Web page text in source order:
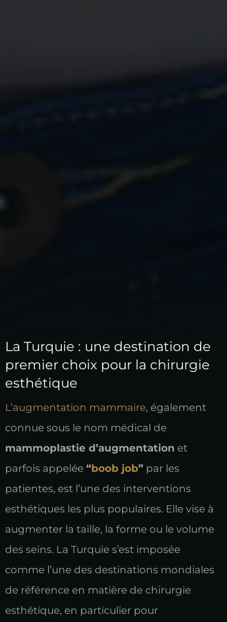
La Turquie : une destination de
premier choix pour la chirurgie
esthétique
L’augmentation mammaire, également
connue sous le nom médical de
mammoplastie d’augmentation et
parfois appelée “boob job” par les
patientes, est l’une des interventions
esthétiques les plus populaires. Elle vise à
augmenter la taille, la forme ou le volume
des seins. La Turquie s’est imposée
comme l’une des destinations mondiales
de référence en matière de chirurgie
esthétique, en particulier pour